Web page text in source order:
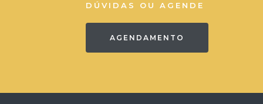
DÚVIDAS OU AGENDE
AGENDAMENTO